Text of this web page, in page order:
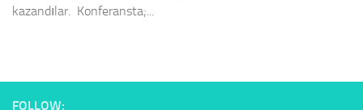
kazandılar. Konferansta;...
FOLLOW: